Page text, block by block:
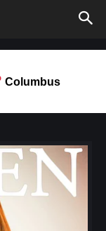
Columbus